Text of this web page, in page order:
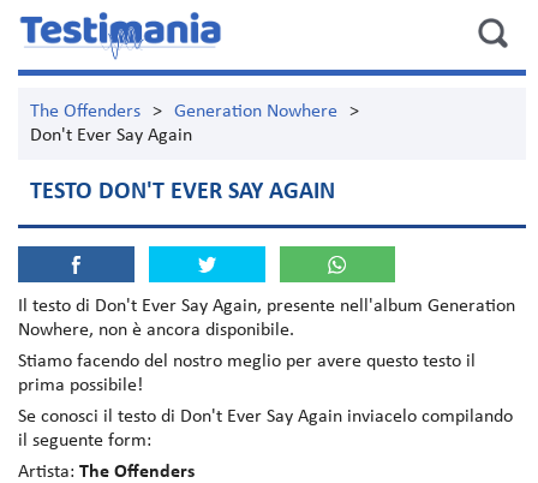
The Offenders > Generation Nowhere
>
Don't Ever Say Again
TESTO DON'T EVER SAY AGAIN
Il testo di Don't Ever Say Again, presente nell'album Generation
Nowhere, non è ancora disponibile.
Stiamo facendo del nostro meglio per avere questo testo il
prima possibile!
Se conosci il testo di Don't Ever Say Again inviacelo compilando
il seguente form:
Artista: The Offenders